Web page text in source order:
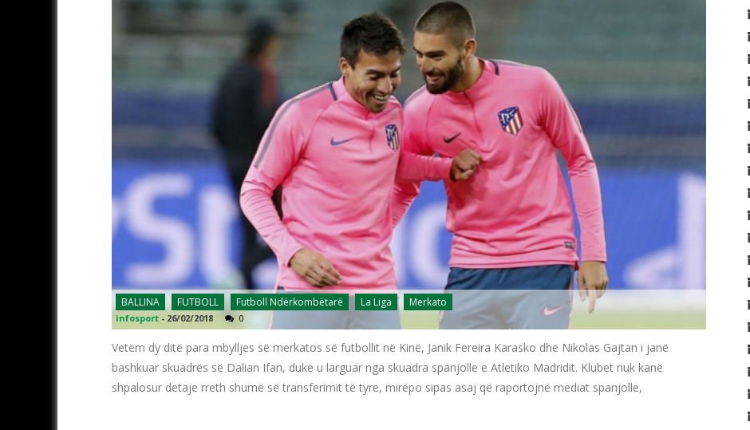
BALLINA FUTBOLL Futboll Ndërkombëtarë La Liga Merkato
infosport - 26/02/2018 0
Vetëm dy ditë para mbylljes së merkatos së futbollit në Kinë, Janik Fereira Karasko dhe Nikolas Gajtan i janë
bashkuar skuadrës së Dalian Ifan, duke u larguar nga skuadra spanjolle e Atletiko Madridit. Klubet nuk kanë
shpalosur detaje rreth shumë së transferimit të tyre, mirëpo sipas asaj që raportojnë mediat spanjolle,